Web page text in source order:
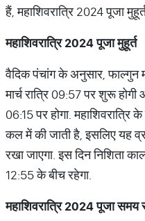
हैं, महाशिवरात्रि 2024 पूजा
महाशिवरात्रि 2024 पूजा मुहूर्त
वैदिक पंचांग के अनुसार, फाल्गुन
मार्च रात्रि 09:57 पर शुरू
06:15 पर होगा. महाशिवरात्रि
कल में की जाती है, इसलिए यह
रखा जाएगा. इस दिन निशिता
12:55 के बीच रहेगा.
महाशिवरात्रि 2024 पूजा समय